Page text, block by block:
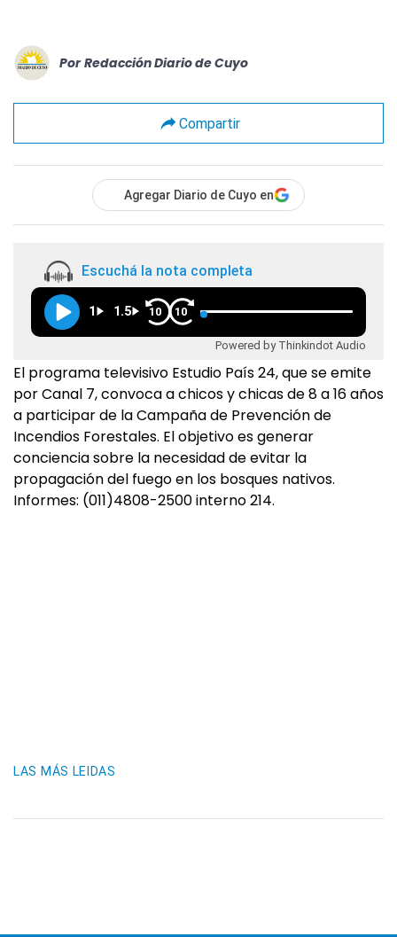
Por Redacción Diario de Cuyo
Compartir
Agregar Diario de Cuyo en
Escuchá la nota completa
1 1.5 10 10
Powered by Thinkindot Audio
El programa televisivo Estudio País 24, que se emite
por Canal 7, convoca a chicos y chicas de 8 a 16 años
a participar de la Campaña de Prevención de
Incendios Forestales. El objetivo es generar
conciencia sobre la necesidad de evitar la
propagación del fuego en los bosques nativos.
Informes: (011)4808-2500 interno 214.
LAS MÁS LEIDAS